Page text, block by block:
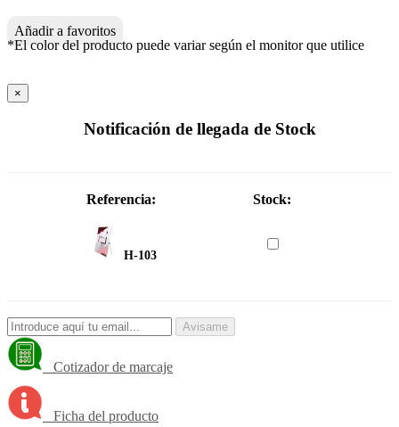
Añadir a favoritos
*El color del producto puede variar según el monitor que utilice
×
Notificación de llegada de Stock
Referencia: Stock:
H-103
Avisame
Cotizador de marcaje
Ficha del producto